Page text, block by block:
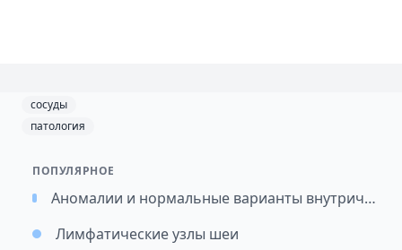
сосуды
патология
ПОПУЛЯРНОЕ
Аномалии и нормальные варианты внутричерепных артерий: подход к классификации и значимость
Лимфатические узлы шеи